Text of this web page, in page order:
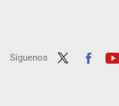
Síguenos